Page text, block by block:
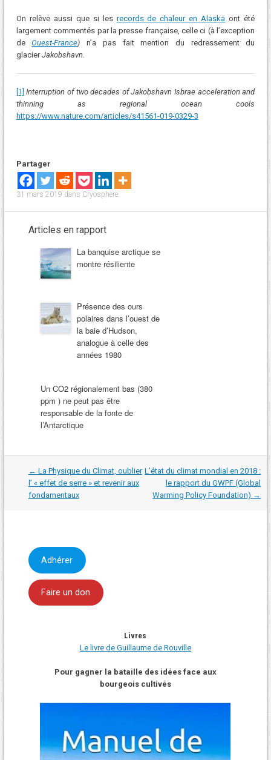
On relève aussi que si les records de chaleur en Alaska ont été
largement commentés par la presse française, celle ci (à l’exception
deOuest-France)n’a pas fait mention du redressement du
glacierJakobshavn.
[1] Interruption of two decades of Jakobshavn Isbrae acceleration and
thinning as regional ocean cools
https://www.nature.com/articles/s41561-019-0329-3
Partager
31 mars 2019 dans Cryosphère.
Articles en rapport
La banquise arctique se
montre résiliente
Présence des ours
polaires dans l’ouest de
la baie d’Hudson,
analogue à celle des
années 1980
Un CO2 régionalement bas (380
ppm ) ne peut pas être
responsable de la fonte de
l’Antarctique
Navigation
dans
les
articles
← La Physique du Climat, oublier
l’ « effet de serre » et revenir aux
fondamentaux
L’état du climat mondial en 2018 :
le rapport du GWPF (Global
Warming Policy Foundation) →
Adhérer
Faire un don
Livres
Le livre de Guillaume de Rouville
Pour gagner la bataille des idées face aux
bourgeois cultivés